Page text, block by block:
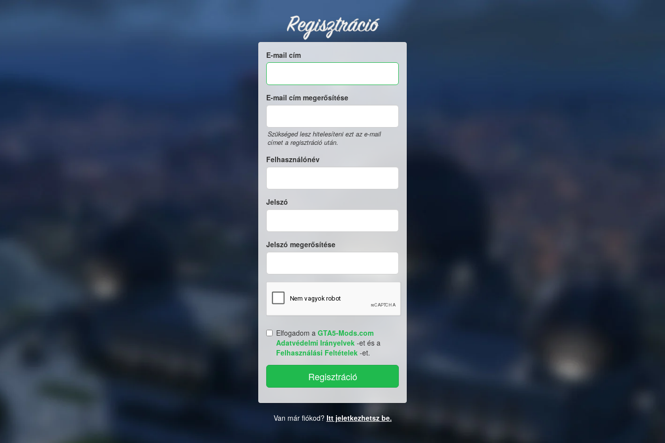
Regisztráció
E-mail cím
E-mail cím megerősítése
Szükséged lesz hitelesíteni ezt az e-mail
címet a regisztráció után.
Felhasználónév
Jelszó
Jelszó megerősítése
Elfogadom a GTA5-Mods.com
Adatvédelmi Irányelvek -et és a
Felhasználási Feltételek -et.
Van már fiókod? Itt jeletkezhetsz be.